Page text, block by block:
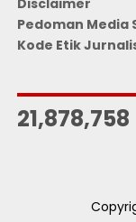
Pedoman Media
Kode Etik
21,878,758